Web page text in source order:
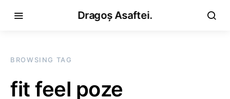
Dragoș Asaftei.
BROWSING TAG
fit feel poze